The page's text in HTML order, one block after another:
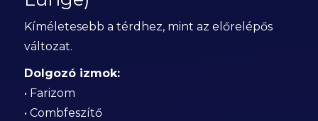
Kíméletesebb a térdhez, mint az előrelépős
változat.
Dolgozó izmok:
• Farizom
• Combfeszítő